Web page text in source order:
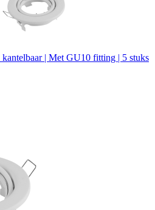
| Met GU10 fitting | 5 stuks